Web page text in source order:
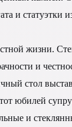
и статуэтки
жизни.
и
стол
юбилей
и